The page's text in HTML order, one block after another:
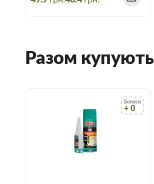
Разом купують
Бонуси
+ 0